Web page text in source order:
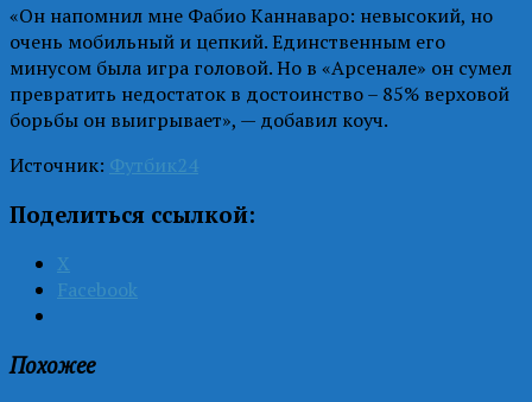
«Он напомнил мне Фабио Каннаваро: невысокий, но
очень мобильный и цепкий. Единственным его
минусом была игра головой. Но в «Арсенале» он сумел
превратить недостаток в достоинство – 85% верховой
борьбы он выигрывает», — добавил коуч.
Источник: Футбик24
Поделиться ссылкой:
X
Facebook
Похожее